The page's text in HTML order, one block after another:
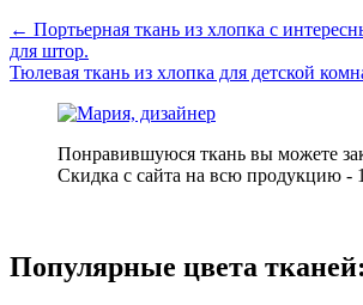
← Портьерная ткань из хлопка с
для штор.
Тюлевая ткань из хлопка для детской
Понравившуюся ткань вы можете
Скидка с сайта на всю продукцию -
Популярные цвета тканей: